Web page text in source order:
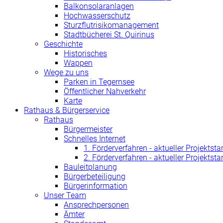
Balkonsolaranlagen
Hochwasserschutz
Sturzflutrisikomanagement
Stadtbücherei St. Quirinus
Geschichte
Historisches
Wappen
Wege zu uns
Parken in Tegernsee
Öffentlicher Nahverkehr
Karte
Rathaus & Bürgerservice
Rathaus
Bürgermeister
Schnelles Internet
1. Förderverfahren - aktueller
2. Förderverfahren - aktueller
Bauleitplanung
Bürgerbeteiligung
Bürgerinformation
Unser Team
Ansprechpersonen
Ämter